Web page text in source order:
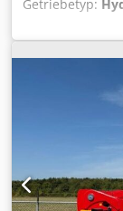
Getriebetyp:
Konfiguration:
h, Ausstattung:
S Ugopfx
4045HMC 92
13.160 kg
Reichweite:
247 x 247 cm
Zustand: gut